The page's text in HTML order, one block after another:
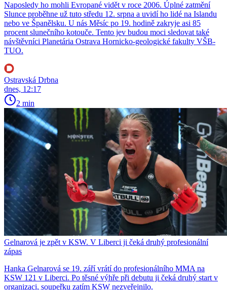
Naposledy ho mohli Evropané vidět v roce 2006. Úplné zatmění
Slunce proběhne už tuto středu 12. srpna a uvidí ho lidé na Islandu
nebo ve Španělsku. U nás Měsíc po 19. hodině zakryje asi 85
procent slunečního kotouče. Tento jev budou moci sledovat také
návštěvníci Planetária Ostrava Hornicko-geologické fakulty VŠB-
TUO.
Ostravská Drbna
dnes, 12:17
2 min
Gelnarová je zpět v KSW. V Liberci ji čeká druhý profesionální
zápas
Hanka Gelnarová se 19. září vrátí do profesionálního MMA na
KSW 121 v Liberci. Po těsné výhře při debutu ji čeká druhý start v
organizaci, soupeřku zatím KSW nezveřejnilo.